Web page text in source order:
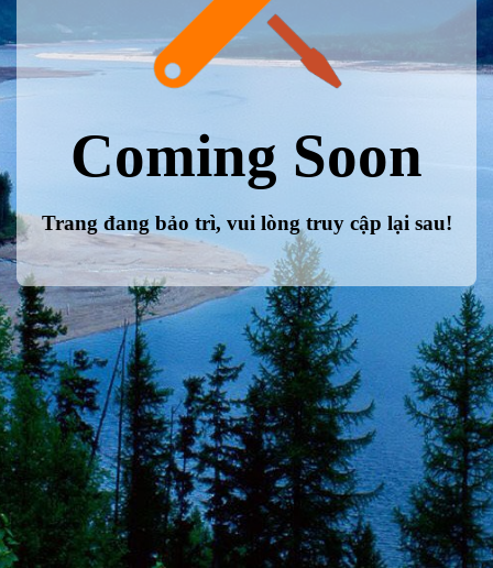
Coming Soon
Trang đang bảo trì, vui lòng truy cập lại sau!